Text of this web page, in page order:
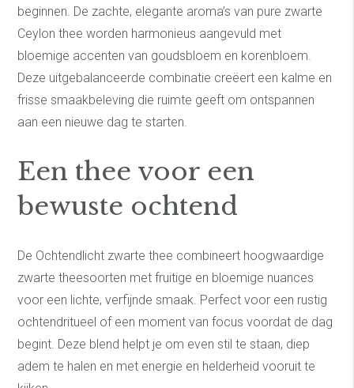
beginnen. De zachte, elegante aroma’s van pure zwarte
Ceylon thee worden harmonieus aangevuld met
bloemige accenten van goudsbloem en korenbloem.
Deze uitgebalanceerde combinatie creëert een kalme en
frisse smaakbeleving die ruimte geeft om ontspannen
aan een nieuwe dag te starten.
Een thee voor een
bewuste ochtend
De Ochtendlicht zwarte thee combineert hoogwaardige
zwarte theesoorten met fruitige en bloemige nuances
voor een lichte, verfijnde smaak. Perfect voor een rustig
ochtendritueel of een moment van focus voordat de dag
begint. Deze blend helpt je om even stil te staan, diep
adem te halen en met energie en helderheid vooruit te